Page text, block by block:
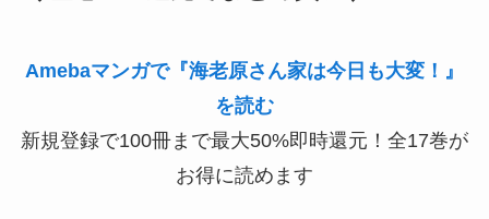
Amebaマンガで『海老原さん家は今日も大変！』
を読む
新規登録で100冊まで最大50%即時還元！全17巻が
お得に読めます